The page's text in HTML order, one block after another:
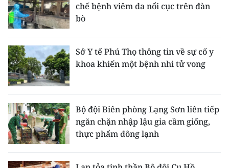
chế bệnh viêm da nổi cục trên đàn
bò
Sở Y tế Phú Thọ thông tin về sự cố y
khoa khiến một bệnh nhi tử vong
Bộ đội Biên phòng Lạng Sơn liên tiếp
ngăn chặn nhập lậu gia cầm giống,
thực phẩm đông lạnh